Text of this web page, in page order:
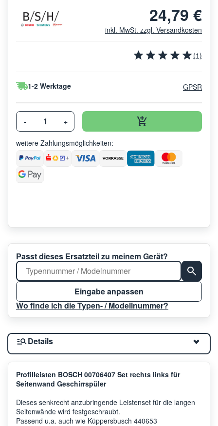
24,79 €
inkl. MwSt. zzgl. Versandkosten
(1)
1-2 Werktage GPSR
- +
weitere Zahlungsmöglichkeiten:
Passt dieses Ersatzteil zu meinem Gerät?
Eingabe anpassen
Wo finde ich die Typen- / Modellnummer?
Details
Profilleisten BOSCH 00706407 Set rechts links für
Seitenwand Geschirrspüler
Dieses senkrecht anzubringende Leistenset für die langen
Seitenwände wird festgeschraubt.
Passend u.a. auch wie Küppersbusch 440653